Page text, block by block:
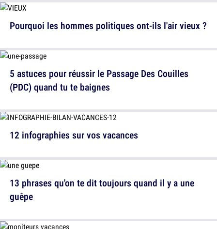
5 astuces pour réussir le Passage Des Couilles
(PDC) quand tu te baignes
13 phrases qu'on te dit toujours quand il y a une
guêpe
Pourquoi les hommes politiques ont-ils l'air vieux ?
12 infographies sur vos vacances